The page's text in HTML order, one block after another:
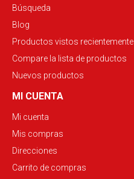
Búsqueda
Blog
Productos vistos recientemente
Compare la lista de productos
Nuevos productos
MI CUENTA
Mi cuenta
Mis compras
Direcciones
Carrito de compras